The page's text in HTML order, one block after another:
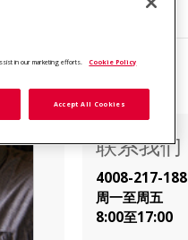
联系我们
4008-217-188
周一至周五
8:00至17:00
in our marketing efforts. Cookie Policy
Accept All Cookies